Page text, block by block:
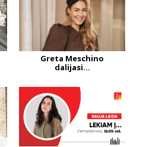
Greta Meschino
dalijasi...